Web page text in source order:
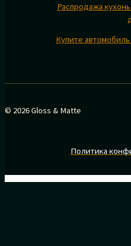
Распродажа
Купите
© 2026 Gloss & Matte
Политика